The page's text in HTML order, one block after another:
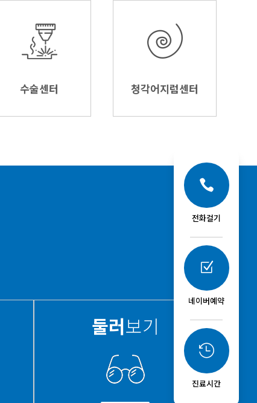
수술센터 청각어지럼센터
둘러보기

전화걸기
Z
네이버예약

진료시간